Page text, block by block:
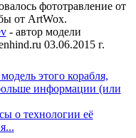
фототравление от
от ArtWox.
- автор модели
03.06.2015 г.
этого корабля,
информации (или
о технологии её